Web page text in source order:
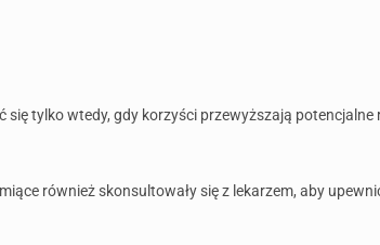
tylko wtedy, gdy korzyści przewyższają potencjalne
również skonsultowały się z lekarzem, aby